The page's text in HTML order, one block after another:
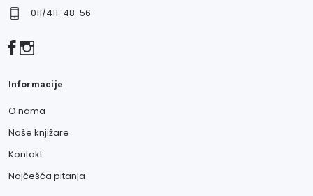
011/411-48-56
Informacije
O nama
Naše knjižare
Kontakt
Najčešća pitanja